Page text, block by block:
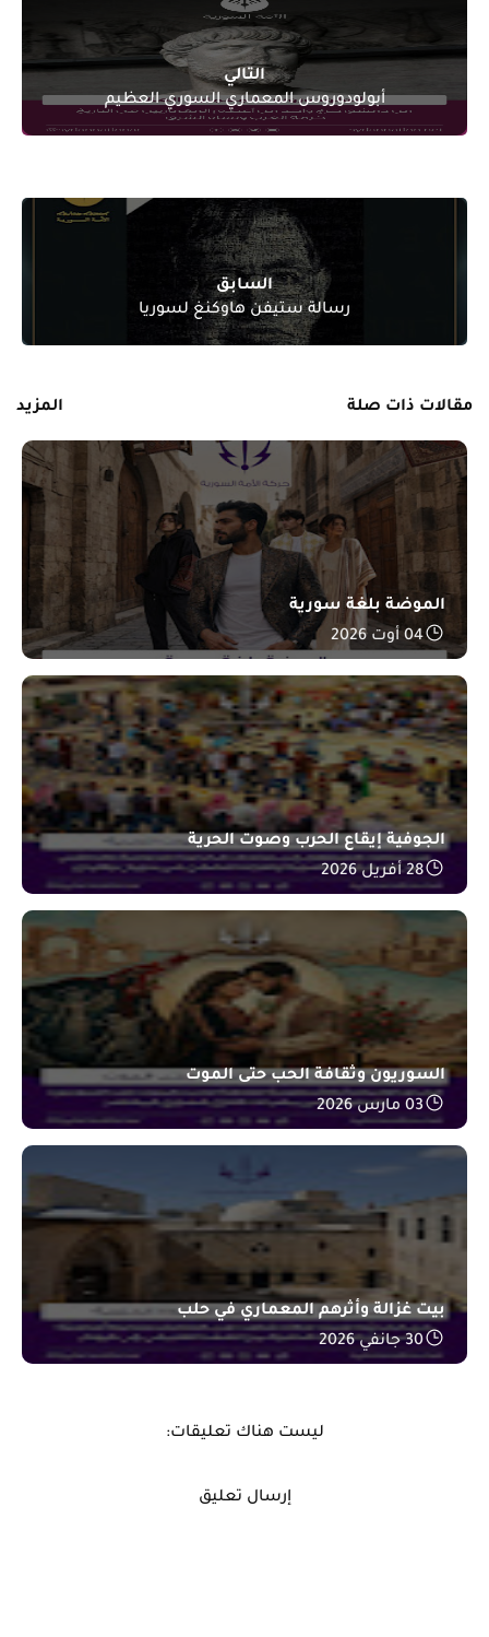
التالي
أبولودوروس المعماري السوري العظيم
السابق
رسالة ستيفن هاوكنغ لسوريا
مقالات ذات صلة المزيد
الموضة بلغة سورية
04 أوت 2026
الجوفية إيقاع الحرب وصوت الحرية
28 أفريل 2026
السوريون وثقافة الحب حتى الموت
03 مارس 2026
بيت غزالة وأثرهم المعماري في حلب
30 جانفي 2026
ليست هناك تعليقات:
إرسال تعليق